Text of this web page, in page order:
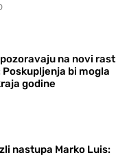
na novi rast
bi mogla
godine
nastupa Marko Luis: